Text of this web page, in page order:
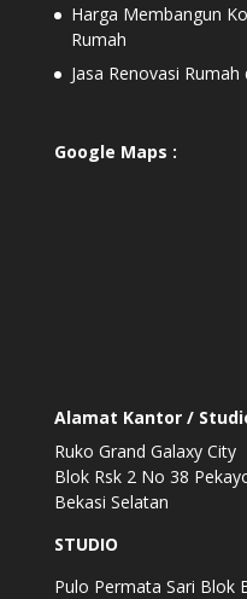
Harga Membangun
Rumah
Jasa Renovasi
Google Maps :
Alamat Kantor /
Ruko Grand Galaxy City
Blok Rsk 2 No 38
Bekasi Selatan
STUDIO
Pulo Permata Sari Blok